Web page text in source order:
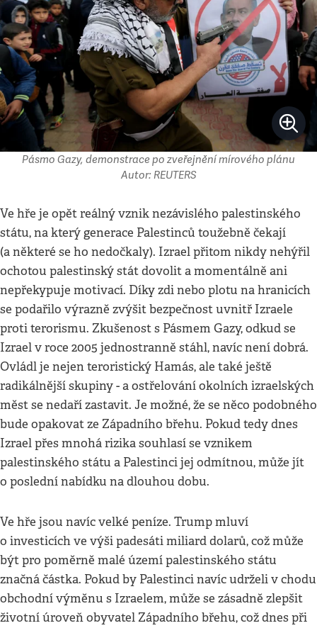
Pásmo Gazy, demonstrace po zveřejnění mírového plánu
Autor: REUTERS
Ve hře je opět reálný vznik nezávislého palestinského
státu, na který generace Palestinců toužebně čekají
(a některé se ho nedočkaly). Izrael přitom nikdy nehýřil
ochotou palestinský stát dovolit a momentálně ani
nepřekypuje motivací. Díky zdi nebo plotu na hranicích
se podařilo výrazně zvýšit bezpečnost uvnitř Izraele
proti terorismu. Zkušenost s Pásmem Gazy, odkud se
Izrael v roce 2005 jednostranně stáhl, navíc není dobrá.
Ovládl je nejen teroristický Hamás, ale také ještě
radikálnější skupiny - a ostřelování okolních izraelských
měst se nedaří zastavit. Je možné, že se něco podobného
bude opakovat ze Západního břehu. Pokud tedy dnes
Izrael přes mnohá rizika souhlasí se vznikem
palestinského státu a Palestinci jej odmítnou, může jít
o poslední nabídku na dlouhou dobu.
Ve hře jsou navíc velké peníze. Trump mluví
o investicích ve výši padesáti miliard dolarů, což může
být pro poměrně malé území palestinského státu
značná částka. Pokud by Palestinci navíc udrželi v chodu
obchodní výměnu s Izraelem, může se zásadně zlepšit
životní úroveň obyvatel Západního břehu, což dnes při